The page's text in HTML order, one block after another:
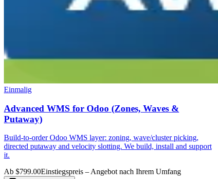
Einmalig
Advanced WMS for Odoo (Zones, Waves &
Putaway)
Build-to-order Odoo WMS layer: zoning, wave/cluster picking,
directed putaway and velocity slotting. We build, install and support
it.
Ab $799.00Einstiegspreis – Angebot nach Ihrem Umfang